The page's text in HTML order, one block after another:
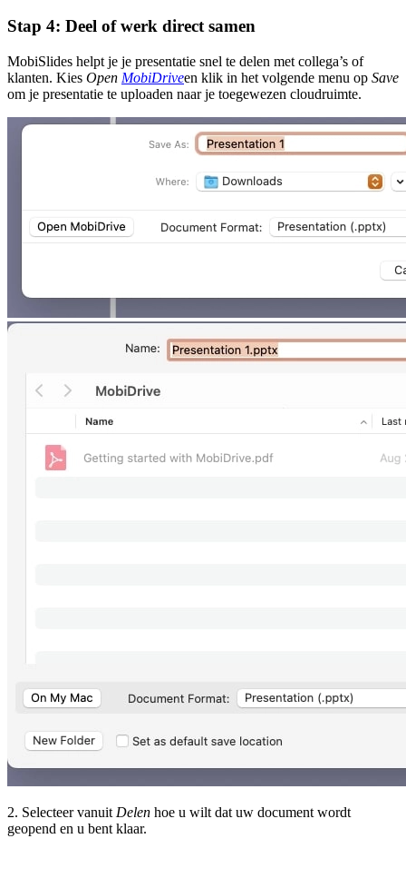
Stap 4: Deel of werk direct samen
MobiSlides helpt je je presentatie snel te delen met collega’s of
klanten. Kies Open MobiDriveen klik in het volgende menu op Save
om je presentatie te uploaden naar je toegewezen cloudruimte.
2. Selecteer vanuit Delen hoe u wilt dat uw document wordt
geopend en u bent klaar.